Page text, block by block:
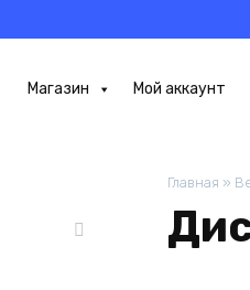
Магазин Мой аккаунт
Главная »